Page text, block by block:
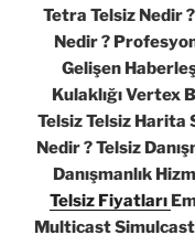
Tetra Telsiz Nedir
Nedir ?
Gelişen
Kulaklığı Vertex
Telsiz Telsiz Harita
Nedir ? Telsiz
Danışmanlık
Telsiz Fiyatları
Multicast Simulcast